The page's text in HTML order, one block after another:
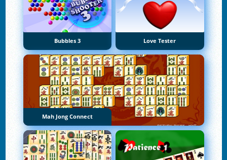
Bubbles 3 Love Tester
Mah Jong Connect